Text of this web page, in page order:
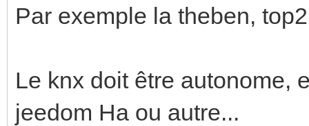
Par exemple la theben,
Le knx doit être autonome,
jeedom Ha ou autre...